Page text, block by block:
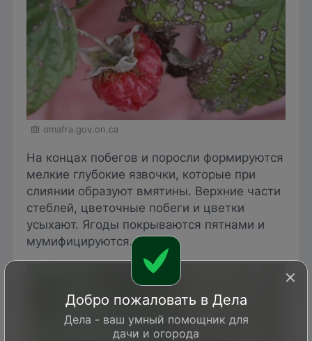
omafra.gov.on.ca
На концах побегов и поросли формируются
мелкие глубокие язвочки, которые при
слиянии образуют вмятины. Верхние части
стеблей, цветочные побеги и цветки
усыхают. Ягоды покрываются пятнами и
мумифицируются.
Добро пожаловать в Дела
Дела - ваш умный помощник для
дачи и огорода